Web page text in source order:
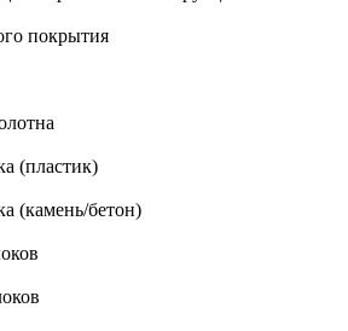
покрытия
(пластик)
(камень/бетон)